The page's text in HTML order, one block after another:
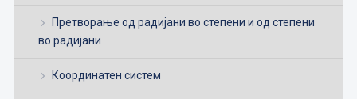
Претворање од радијани во степени и од степени
во радијани
Координатен систем